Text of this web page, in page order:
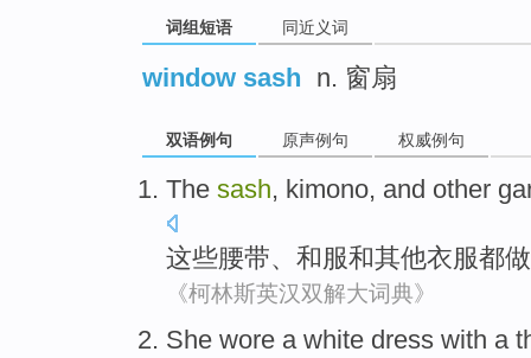
词组短语 同近义词
window sash n. 窗扇
双语例句 原声例句 权威例句
The sash, kimono, and other
这些腰带、和服和其他衣服都做
《柯林斯英汉双解大词典》
She wore a white dress with a